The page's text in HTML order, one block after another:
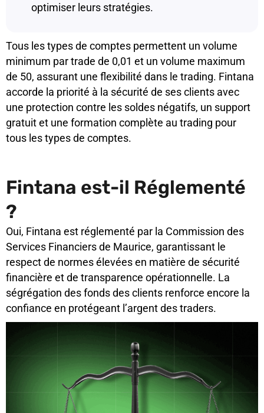
optimiser leurs stratégies.
Tous les types de comptes permettent un volume
minimum par trade de 0,01 et un volume maximum
de 50, assurant une flexibilité dans le trading. Fintana
accorde la priorité à la sécurité de ses clients avec
une protection contre les soldes négatifs, un support
gratuit et une formation complète au trading pour
tous les types de comptes.
Fintana est-il Réglementé
?
Oui, Fintana est réglementé par la Commission des
Services Financiers de Maurice, garantissant le
respect de normes élevées en matière de sécurité
financière et de transparence opérationnelle. La
ségrégation des fonds des clients renforce encore la
confiance en protégeant l’argent des traders.